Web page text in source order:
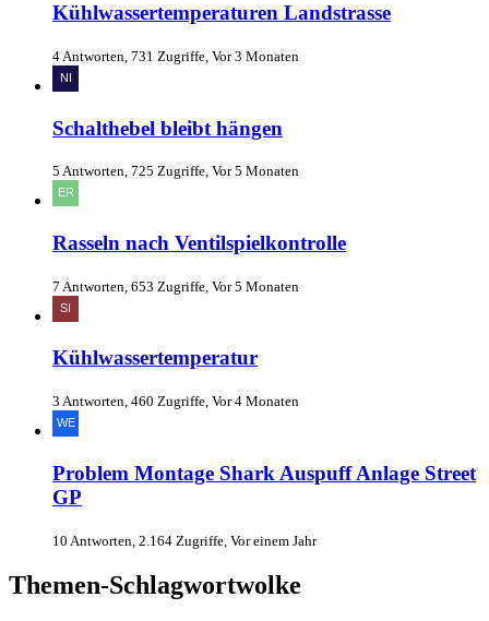
Kühlwassertemperaturen Landstrasse
4 Antworten, 731 Zugriffe, Vor 3 Monaten
Schalthebel bleibt hängen
5 Antworten, 725 Zugriffe, Vor 5 Monaten
Rasseln nach Ventilspielkontrolle
7 Antworten, 653 Zugriffe, Vor 5 Monaten
Kühlwassertemperatur
3 Antworten, 460 Zugriffe, Vor 4 Monaten
Problem Montage Shark Auspuff Anlage Street
GP
10 Antworten, 2.164 Zugriffe, Vor einem Jahr
Themen-Schlagwortwolke